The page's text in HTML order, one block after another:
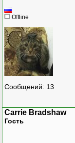
Offline
Сообщений: 13
Carrie Bradshaw
Гость